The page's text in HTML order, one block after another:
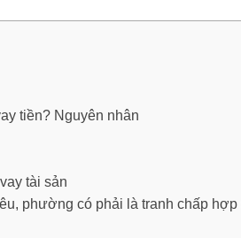
tiền? Nguyên nhân
tài sản
phường có phải là tranh chấp